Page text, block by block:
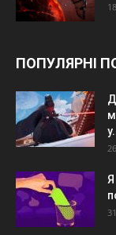
ПОПУЛЯРНІ
Я